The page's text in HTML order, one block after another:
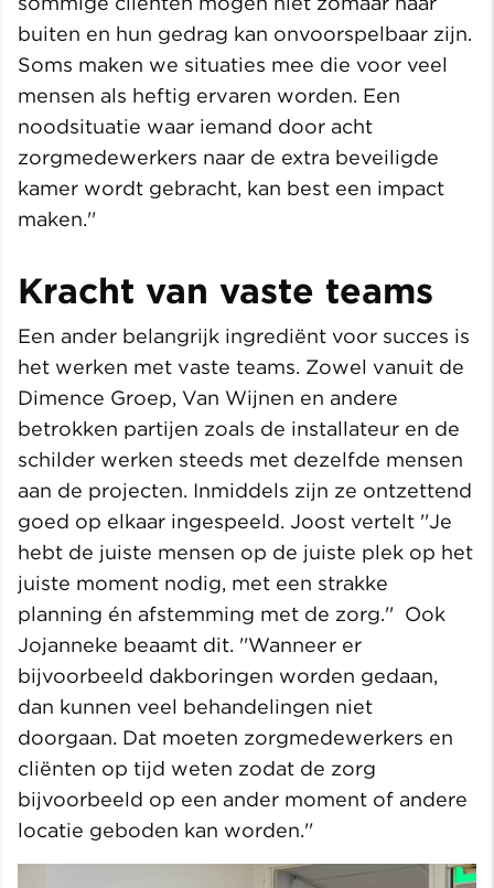
buiten en hun gedrag kan onvoorspelbaar zijn.
Soms maken we situaties mee die voor veel
mensen als heftig ervaren worden. Een
noodsituatie waar iemand door acht
zorgmedewerkers naar de extra beveiligde
kamer wordt gebracht, kan best een impact
maken.''
Kracht van vaste teams
Een ander belangrijk ingrediënt voor succes is
het werken met vaste teams. Zowel vanuit de
Dimence Groep, Van Wijnen en andere
betrokken partijen zoals de installateur en de
schilder werken steeds met dezelfde mensen
aan de projecten. Inmiddels zijn ze ontzettend
goed op elkaar ingespeeld. Joost vertelt ''Je
hebt de juiste mensen op de juiste plek op het
juiste moment nodig, met een strakke
planning én afstemming met de zorg.'' Ook
Jojanneke beaamt dit. ''Wanneer er
bijvoorbeeld dakboringen worden gedaan,
dan kunnen veel behandelingen niet
doorgaan. Dat moeten zorgmedewerkers en
cliënten op tijd weten zodat de zorg
bijvoorbeeld op een ander moment of andere
locatie geboden kan worden.''